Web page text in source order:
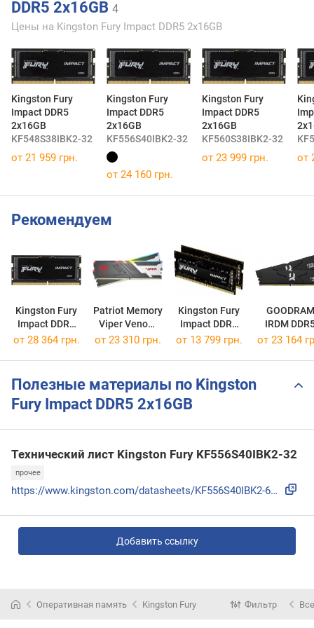
DDR5 2x16GB 4
Цены на Kingston Fury Impact DDR5 2x16GB
Kingston Fury
Impact DDR5
2x16GB
KF548S38IBK2-32
Kingston Fury
Impact DDR5
2x16GB
KF556S40IBK2-32
Kingston Fury
Impact DDR5
2x16GB
KF560S38IBK2-32
от 21 959 грн.
от 24 160 грн.
от 23 999 грн. от
Рекомендуем
Kingston Fury
Impact DDR5
2x16GB
Patriot Memory
Viper Venom
RGB DDR5
PVVR532G600C36K
Kingston Fury
Impact DDR4
2x16GB
GOODRAM
IRDM
2x16GB
от 28 364 грн. от 23 310 грн. от 13 799 грн. от 23 164
Полезные материалы по Kingston
Fury Impact DDR5 2x16GB
Технический лист Kingston Fury KF556S40IBK2-32
прочее
https://www.kingston.com/datasheets/KF556S40IBK2-64.pdf
Добавить ссылку
Оперативная память Kingston Fury Фильтр